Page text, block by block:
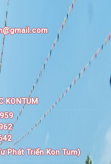
KONTUM
Phát Triển Kon Tum)